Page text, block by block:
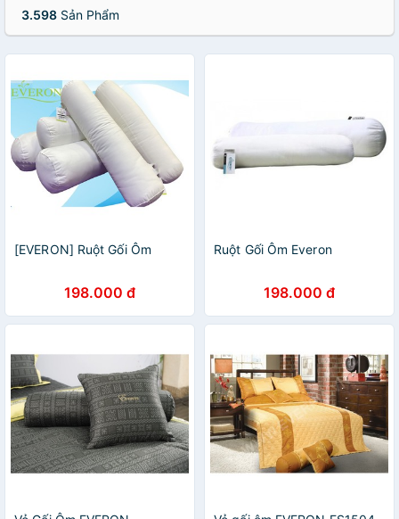
3.598 Sản Phẩm
[EVERON] Ruột Gối Ôm
198.000 đ
Ruột Gối Ôm Everon
198.000 đ